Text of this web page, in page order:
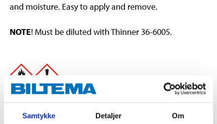
Samtykke Detaljer Om
and moisture. Easy to apply and remove.
NOTE! Must be diluted with Thinner 36-6005.
when sprayed. Do not breathe spray or mist.